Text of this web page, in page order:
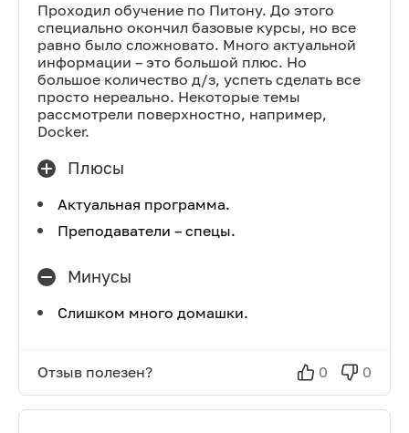
Проходил обучение по Питону. До этого
специально окончил базовые курсы, но все
равно было сложновато. Много актуальной
информации – это большой плюс. Но
большое количество д/з, успеть сделать все
просто нереально. Некоторые темы
рассмотрели поверхностно, например,
Docker.
Плюсы
Актуальная программа.
Преподаватели – спецы.
Минусы
Слишком много домашки.
Отзыв полезен? 0 0